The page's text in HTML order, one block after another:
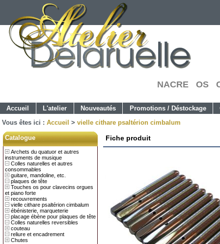
NACRE OS
Accueil L'atelier Nouveautés Promotions / Déstockage
Vous êtes ici : Accueil > vielle cithare psaltérion cimbalum
Catalogue
Archets du quatuor et autres
instruments de musique
Colles naturelles et autres
consommables
guitare, mandoline, etc.
plaques de tête
Touches os pour clavecins orgues
et piano forte
recouvrements
vielle cithare psaltérion cimbalum
ébénisterie, marqueterie
placage ébène pour plaques de tête
Colles naturelles reversibles
couteau
reliure et encadrement
Chutes
Fiche produit